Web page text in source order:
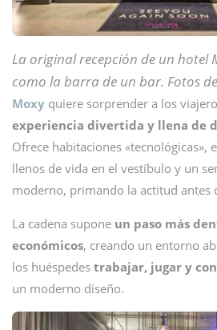
La original recepción de un hotel
como la barra de un bar. Fotos
Moxy quiere sorprender a los
experiencia divertida y llena de
Ofrece habitaciones «tecnológicas»,
llenos de vida en el vestíbulo y un
moderno, primando la actitud antes
La cadena supone un paso más
económicos, creando un entorno
los huéspedes trabajar, jugar y
un moderno diseño.